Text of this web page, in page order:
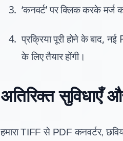
‘कनवर्ट’ पर क्लिक करके
प्रक्रिया पूरी होने के बाद,
के लिए तैयार होंगी।
अतिरिक्त सुविधाएँ
हमारा TIFF से PDF कनवर्टर,